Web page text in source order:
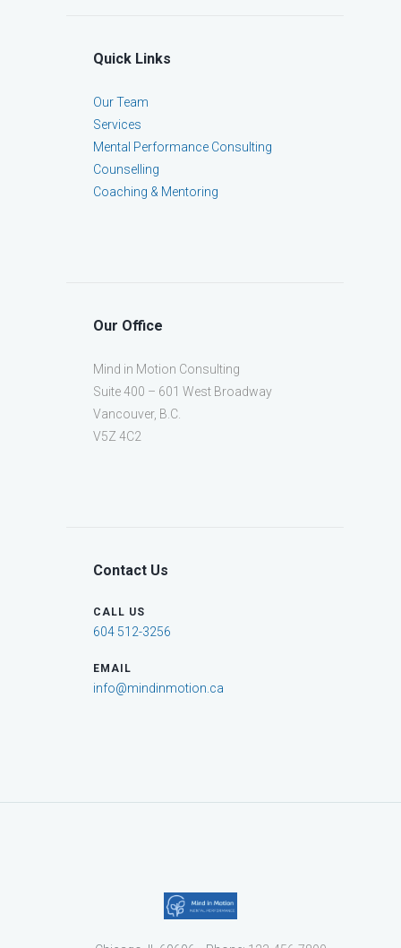
Quick Links
Our Team
Services
Mental Performance Consulting
Counselling
Coaching & Mentoring
Our Office
Mind in Motion Consulting
Suite 400 – 601 West Broadway
Vancouver, B.C.
V5Z 4C2
Contact Us
CALL US
604 512-3256
EMAIL
info@mindinmotion.ca